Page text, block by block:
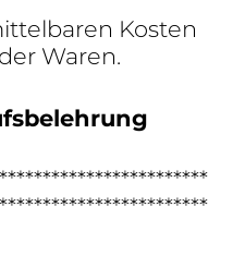
Kosten
Waren.